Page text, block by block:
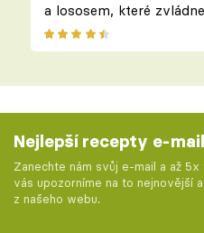
a lososem, které
Nejlepší recepty e-
Zanechte nám svůj e-mail a až 5x
vás upozorníme na to nejnovější
z našeho webu.